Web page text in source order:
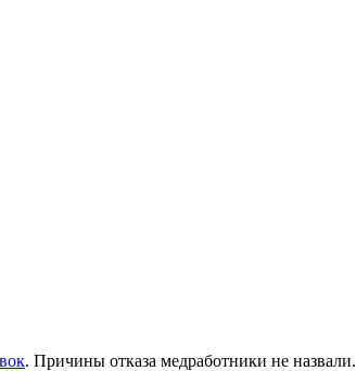
. Причины отказа медработники не назвали.